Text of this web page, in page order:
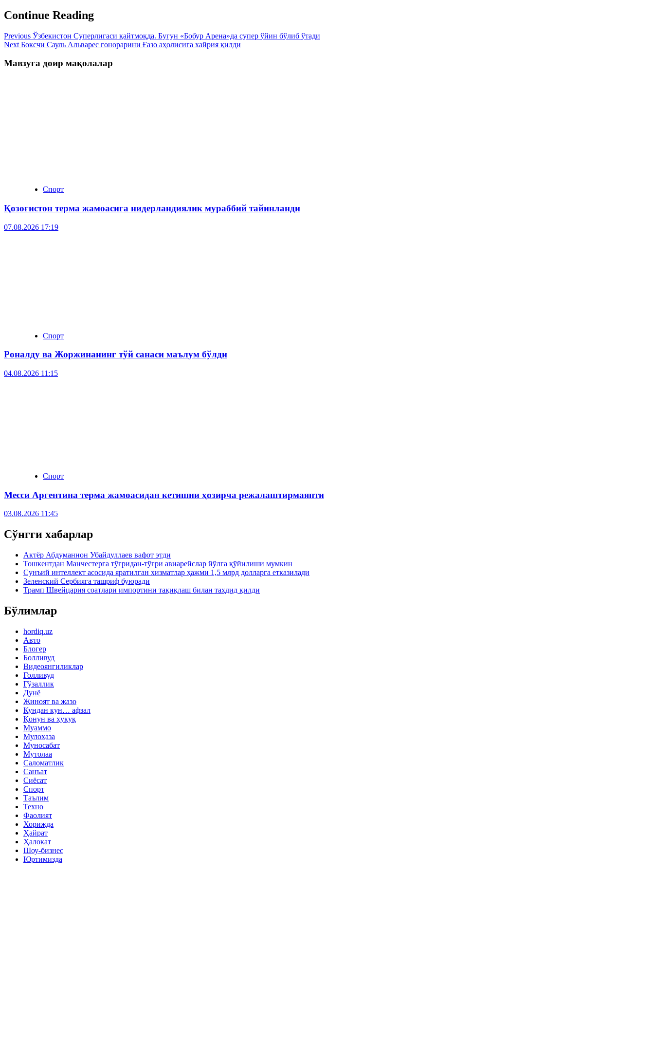
Continue Reading
Previous Ўзбекистон Суперлигаси қайтмоқда. Бугун «Бобур Арена»да супер ўйин бўлиб ўтади
Next Боксчи Сауль Альварес гонорарини Ғазо аҳолисига хайрия қилди
Мавзуга доир мақолалар
Спорт
Қозоғистон терма жамоасига нидерландиялик мураббий тайинланди
07.08.2026 17:19
Спорт
Роналду ва Жоржинанинг тўй санаси маълум бўлди
04.08.2026 11:15
Спорт
Месси Аргентина терма жамоасидан кетишни ҳозирча режалаштирмаяпти
03.08.2026 11:45
Сўнгги хабарлар
Актёр Абду­маннон Убайдуллаев вафот этди
Тошкентдан Манчестерга тўғридан-тўғри авиарейслар йўлга қўйилиши мумкин
Сунъий интеллект асосида яратилган хизматлар ҳажми 1,5 млрд долларга етказилади
Зеленский Сербияга ташриф буюради
Трамп Швейцария соатлари импортини тақиқлаш билан таҳдид қилди
Бўлимлар
hordiq.uz
Авто
Блогер
Болливуд
Видеоянгиликлар
Голливуд
Гўзаллик
Дунё
Жиноят ва жазо
Кундан кун… афзал
Қонун ва ҳуқуқ
Муаммо
Мулоҳаза
Муносабат
Мутолаа
Саломатлик
Санъат
Сиёсат
Спорт
Таълим
Техно
Фаолият
Хорижда
Ҳайрат
Ҳалокат
Шоу-бизнес
Юртимизда